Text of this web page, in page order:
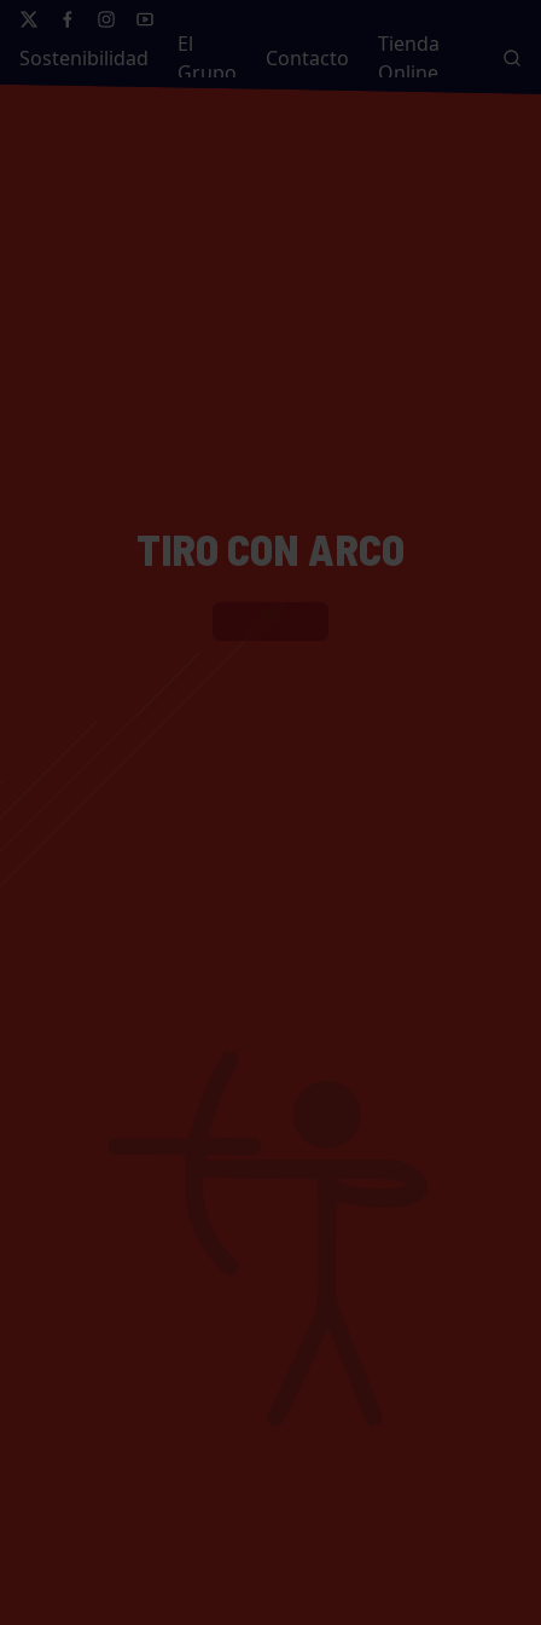
Sostenibilidad
El
Grupo
Contacto
Tienda
Online
TIRO CON ARCO